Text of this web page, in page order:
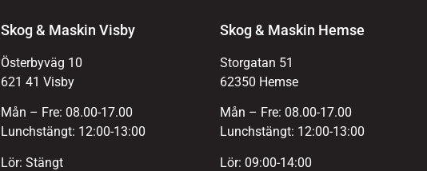
Skog & Maskin Visby
Österbyväg 10
621 41 Visby
Mån – Fre: 08.00-17.00
Lunchstängt: 12:00-13:00
Lör: Stängt
Skog & Maskin Hemse
Storgatan 51
62350 Hemse
Mån – Fre: 08.00-17.00
Lunchstängt: 12:00-13:00
Lör: 09:00-14:00